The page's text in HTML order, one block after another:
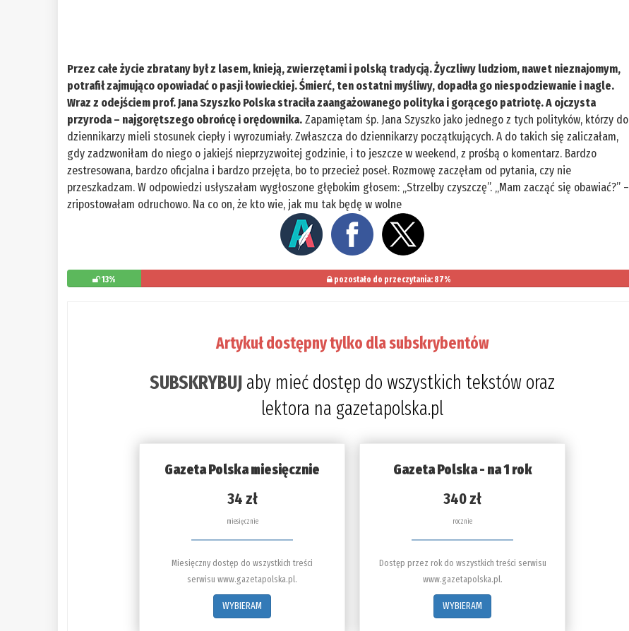
Przez całe życie zbratany był z lasem, knieją, zwierzętami i polską tradycją. Życzliwy ludziom, nawet nieznajomym,
potrafił zajmująco opowiadać o pasji łowieckiej. Śmierć, ten ostatni myśliwy, dopadła go niespodziewanie i nagle.
Wraz z odejściem prof. Jana Szyszko Polska straciła zaangażowanego polityka i gorącego patriotę. A ojczysta
przyroda – najgorętszego obrońcę i orędownika.Zapamiętam śp. Jana Szyszko jako jednego z tych polityków, którzy do
dziennikarzy mieli stosunek ciepły i wyrozumiały. Zwłaszcza do dziennikarzy początkujących. A do takich się zaliczałam,
gdy zadzwoniłam do niego o jakiejś nieprzyzwoitej godzinie, i to jeszcze w weekend, z prośbą o komentarz. Bardzo
zestresowana, bardzo oficjalna i bardzo przejęta, bo to przecież poseł. Rozmowę zaczęłam od pytania, czy nie
przeszkadzam. W odpowiedzi usłyszałam wygłoszone głębokim głosem: „Strzelby czyszczę”. „Mam zacząć się obawiać?” –
zripostowałam odruchowo. Na co on, że kto wie, jak mu tak będę w wolne
13% pozostało do przeczytania: 87%
Artykuł dostępny tylko dla subskrybentów
SUBSKRYBUJ aby mieć dostęp do wszystkich tekstów oraz
lektora na gazetapolska.pl
Gazeta Polska miesięcznie
34 zł
miesięcznie
Miesięczny dostęp do wszystkich treści
serwisu www.gazetapolska.pl.
WYBIERAM
Gazeta Polska - na 1 rok
340 zł
rocznie
Dostęp przez rok do wszystkich treści serwisu
www.gazetapolska.pl.
WYBIERAM